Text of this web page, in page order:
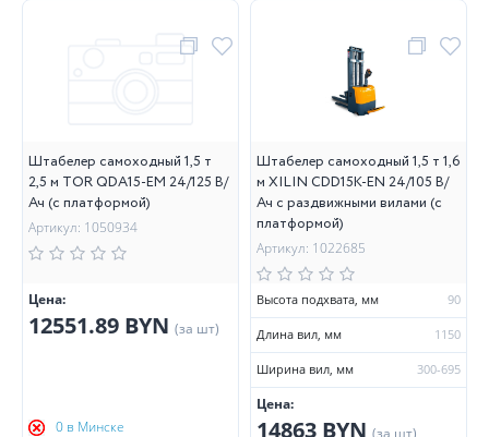
Штабелер самоходный 1,5 т
2,5 м TOR QDA15-EM 24/125 В/
Ач (с платформой)
Артикул: 1050934
Цена:
12551.89 BYN (за шт)
0 в Минске
Штабелер самоходный 1,5 т 1,6
м XILIN CDD15K-EN 24/105 В/
Ач с раздвижными вилами (с
платформой)
Артикул: 1022685
Высота подхвата, мм 90
Длина вил, мм 1150
Ширина вил, мм 300-695
Цена:
14863 BYN (за шт)